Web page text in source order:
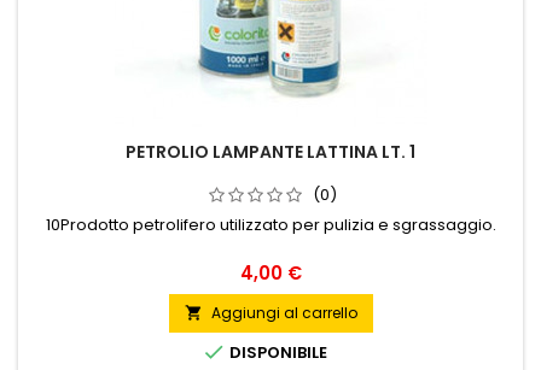
PETROLIO LAMPANTE LATTINA LT. 1
(0)
10Prodotto petrolifero utilizzato per pulizia e sgrassaggio.
Prezzo
4,00 €
 Aggiungi al carrello
 DISPONIBILE